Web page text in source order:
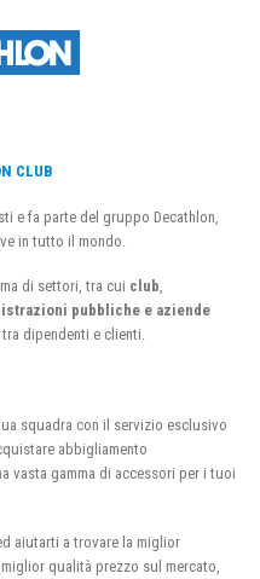
CLUB
e fa parte del gruppo Decathlon,
in tutto il mondo.
di settori, tra cui club
pubbliche e aziende
dipendenti e clienti.
squadra con il servizio esclusivo
abbigliamento
vasta gamma di accessori per i tuoi
aiutarti a trovare la miglior
qualità prezzo sul mercato,